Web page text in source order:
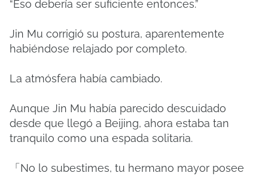
“Eso debería ser suficiente entonces.”
Jin Mu corrigió su postura, aparentemente
habiéndose relajado por completo.
La atmósfera había cambiado.
Aunque Jin Mu había parecido descuidado
desde que llegó a Beijing, ahora estaba tan
tranquilo como una espada solitaria.
「No lo subestimes, tu hermano mayor posee